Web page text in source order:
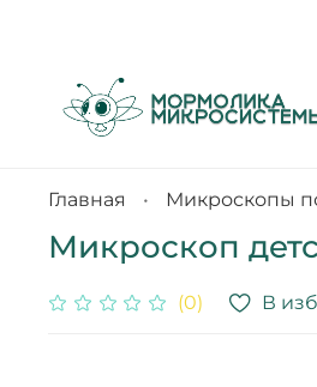
Главная Микроскопы
Микроскоп
(0) В